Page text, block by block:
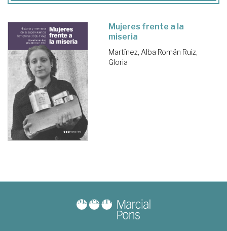
Mujeres frente a la
miseria
Martínez, Alba Román Ruiz,
Gloria